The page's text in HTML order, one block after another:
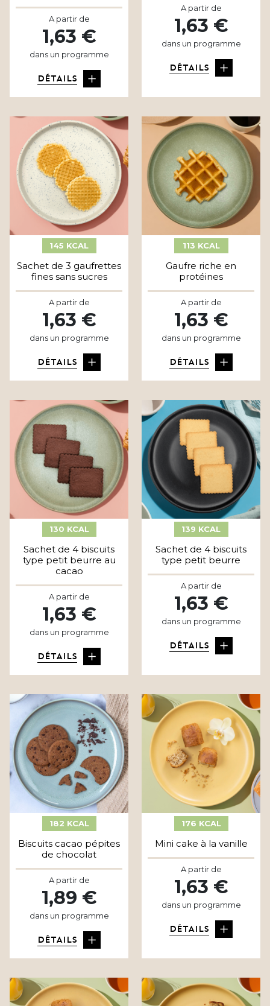
A partir de
1,63 €
dans un programme
DÉTAILS
A partir de
1,63 €
dans un programme
DÉTAILS
145 KCAL
Sachet de 3 gaufrettes
fines sans sucres
A partir de
1,63 €
dans un programme
DÉTAILS
113 KCAL
Gaufre riche en
protéines
A partir de
1,63 €
dans un programme
DÉTAILS
130 KCAL
Sachet de 4 biscuits
type petit beurre au
cacao
A partir de
1,63 €
dans un programme
DÉTAILS
139 KCAL
Sachet de 4 biscuits
type petit beurre
A partir de
1,63 €
dans un programme
DÉTAILS
182 KCAL
Biscuits cacao pépites
de chocolat
A partir de
1,89 €
dans un programme
DÉTAILS
176 KCAL
Mini cake à la vanille
A partir de
1,63 €
dans un programme
DÉTAILS